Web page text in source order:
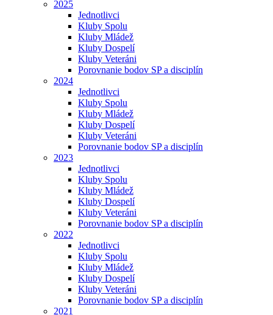
2025
Jednotlivci
Kluby Spolu
Kluby Mládež
Kluby Dospelí
Kluby Veteráni
Porovnanie bodov SP a disciplín
2024
Jednotlivci
Kluby Spolu
Kluby Mládež
Kluby Dospelí
Kluby Veteráni
Porovnanie bodov SP a disciplín
2023
Jednotlivci
Kluby Spolu
Kluby Mládež
Kluby Dospelí
Kluby Veteráni
Porovnanie bodov SP a disciplín
2022
Jednotlivci
Kluby Spolu
Kluby Mládež
Kluby Dospelí
Kluby Veteráni
Porovnanie bodov SP a disciplín
2021